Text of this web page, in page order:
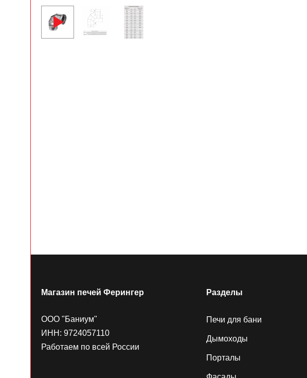
Магазин печей Ферингер
ООО "Баниум"
ИНН: 9724057110
Работаем по всей России
Разделы
Печи для бани
Дымоходы
Порталы